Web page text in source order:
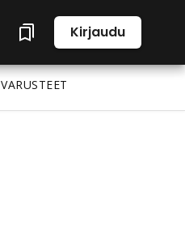
Kirjaudu
VARUSTEET